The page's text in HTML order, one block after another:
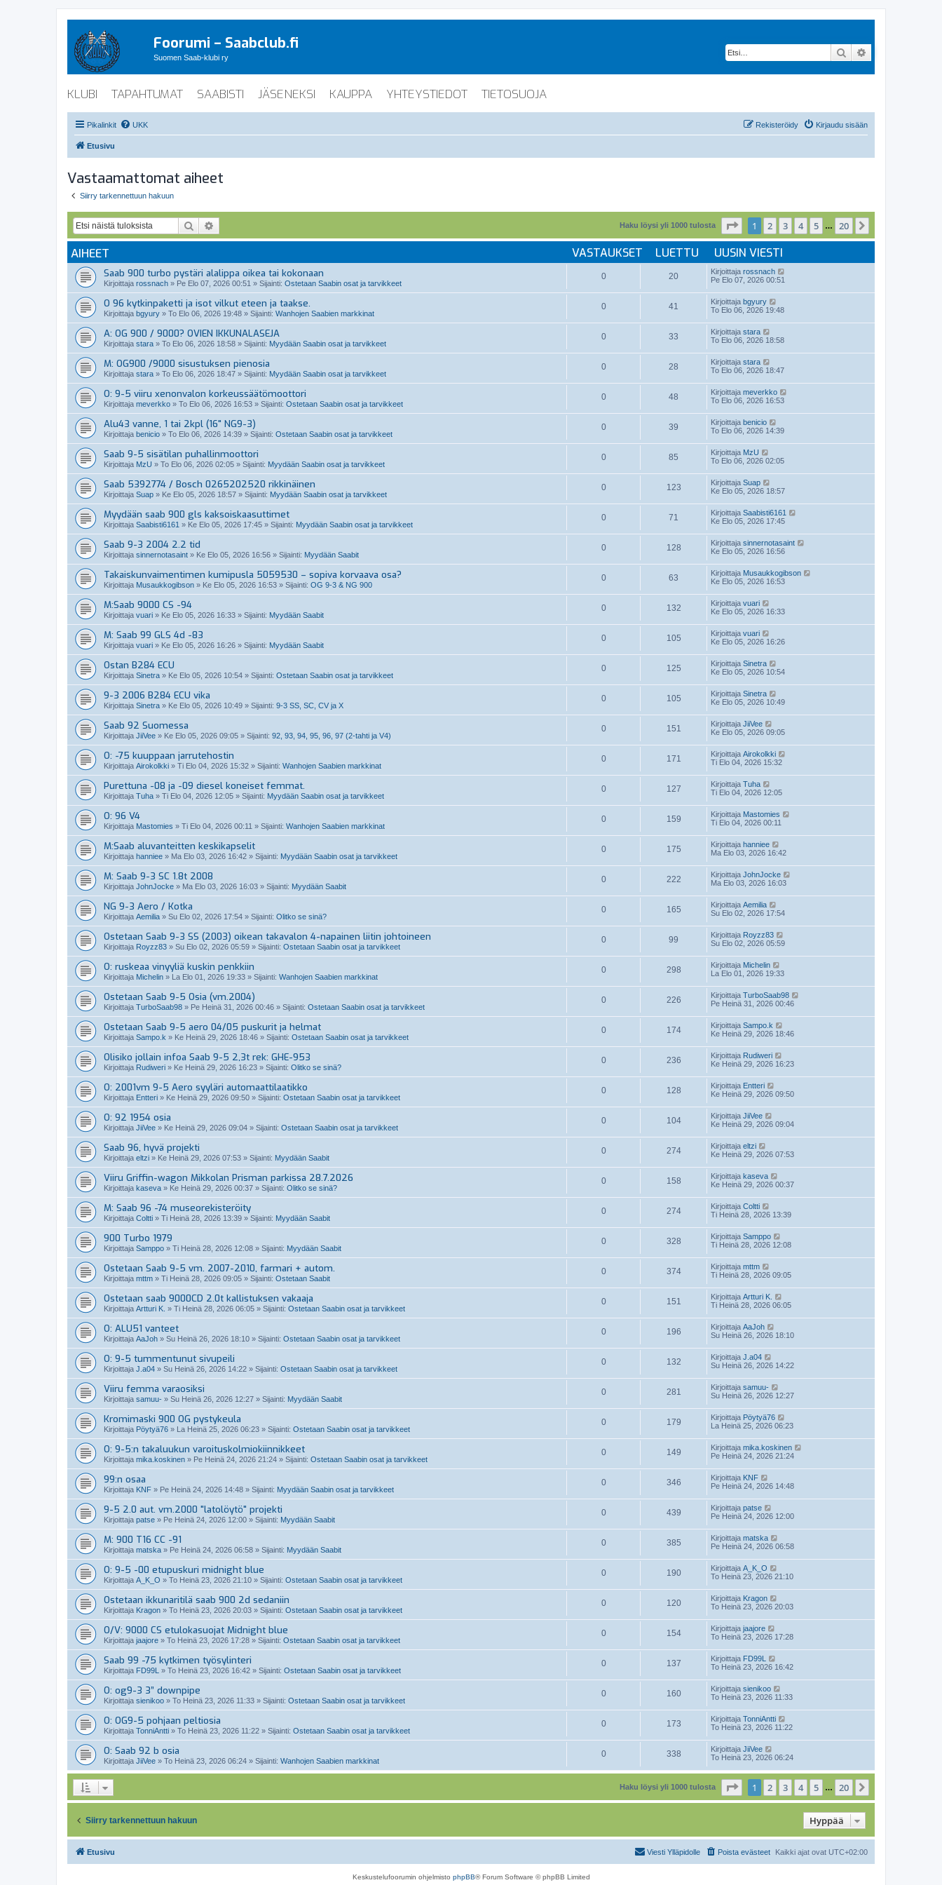
Foorumi – Saabclub.fi
Suomen Saab-klubi ry Etsi
KLUBI TAPAHTUMAT SAABISTI JÄSENEKSI KAUPPA YHTEYSTIEDOT TIETOSUOJA
Pikalinkit UKK Kirjaudu sisään
Rekisteröidy
Etusivu
Vastaamattomat aiheet
Siirry tarkennettuun hakuun
Etsi Haku löysi yli 1000 tulosta Sivu 20
1 2 3 4 5 … 20
AIHEET VASTAUKSET LUETTU UUSIN VIESTI
Saab 900 turbo pystäri alalippa oikea tai kokonaan
Kirjoittaja rossnach » Pe Elo 07, 2026 00:51 » Sijainti: Ostetaan Saabin osat ja tarvikkeet
0 20 Kirjoittaja rossnach
Pe Elo 07, 2026 00:51
O 96 kytkinpaketti ja isot vilkut eteen ja taakse.
Kirjoittaja bgyury » To Elo 06, 2026 19:48 » Sijainti: Wanhojen Saabien markkinat
0 41 Kirjoittaja bgyury
To Elo 06, 2026 19:48
A: OG 900 / 9000? OVIEN IKKUNALASEJA
Kirjoittaja stara » To Elo 06, 2026 18:58 » Sijainti: Myydään Saabin osat ja tarvikkeet
0 33 Kirjoittaja stara
To Elo 06, 2026 18:58
M: OG900 /9000 sisustuksen pienosia
Kirjoittaja stara » To Elo 06, 2026 18:47 » Sijainti: Myydään Saabin osat ja tarvikkeet
0 28 Kirjoittaja stara
To Elo 06, 2026 18:47
O: 9-5 viiru xenonvalon korkeussäätömoottori
Kirjoittaja meverkko » To Elo 06, 2026 16:53 » Sijainti: Ostetaan Saabin osat ja tarvikkeet
0 48 Kirjoittaja meverkko
To Elo 06, 2026 16:53
Alu43 vanne, 1 tai 2kpl (16" NG9-3)
Kirjoittaja benicio » To Elo 06, 2026 14:39 » Sijainti: Ostetaan Saabin osat ja tarvikkeet
0 39 Kirjoittaja benicio
To Elo 06, 2026 14:39
Saab 9-5 sisätilan puhallinmoottori
Kirjoittaja MzU » To Elo 06, 2026 02:05 » Sijainti: Myydään Saabin osat ja tarvikkeet
0 85 Kirjoittaja MzU
To Elo 06, 2026 02:05
Saab 5392774 / Bosch 0265202520 rikkinäinen
Kirjoittaja Suap » Ke Elo 05, 2026 18:57 » Sijainti: Myydään Saabin osat ja tarvikkeet
0 123 Kirjoittaja Suap
Ke Elo 05, 2026 18:57
Myydään saab 900 gls kaksoiskaasuttimet
Kirjoittaja Saabisti6161 » Ke Elo 05, 2026 17:45 » Sijainti: Myydään Saabin osat ja tarvikkeet
0 71 Kirjoittaja Saabisti6161
Ke Elo 05, 2026 17:45
Saab 9-3 2004 2.2 tid
Kirjoittaja sinnernotasaint » Ke Elo 05, 2026 16:56 » Sijainti: Myydään Saabit
0 128 Kirjoittaja sinnernotasaint
Ke Elo 05, 2026 16:56
Takaiskunvaimentimen kumipusla 5059530 – sopiva korvaava osa?
Kirjoittaja Musaukkogibson » Ke Elo 05, 2026 16:53 » Sijainti: OG 9-3 & NG 900
0 63 Kirjoittaja Musaukkogibson
Ke Elo 05, 2026 16:53
M:Saab 9000 CS -94
Kirjoittaja vuari » Ke Elo 05, 2026 16:33 » Sijainti: Myydään Saabit
0 132 Kirjoittaja vuari
Ke Elo 05, 2026 16:33
M: Saab 99 GLS 4d -83
Kirjoittaja vuari » Ke Elo 05, 2026 16:26 » Sijainti: Myydään Saabit
0 105 Kirjoittaja vuari
Ke Elo 05, 2026 16:26
Ostan B284 ECU
Kirjoittaja Sinetra » Ke Elo 05, 2026 10:54 » Sijainti: Ostetaan Saabin osat ja tarvikkeet
0 125 Kirjoittaja Sinetra
Ke Elo 05, 2026 10:54
9-3 2006 B284 ECU vika
Kirjoittaja Sinetra » Ke Elo 05, 2026 10:49 » Sijainti: 9-3 SS, SC, CV ja X
0 105 Kirjoittaja Sinetra
Ke Elo 05, 2026 10:49
Saab 92 Suomessa
Kirjoittaja JiiVee » Ke Elo 05, 2026 09:05 » Sijainti: 92, 93, 94, 95, 96, 97 (2-tahti ja V4)
0 151 Kirjoittaja JiiVee
Ke Elo 05, 2026 09:05
O: -75 kuuppaan jarrutehostin
Kirjoittaja Airokolkki » Ti Elo 04, 2026 15:32 » Sijainti: Wanhojen Saabien markkinat
0 171 Kirjoittaja Airokolkki
Ti Elo 04, 2026 15:32
Purettuna -08 ja -09 diesel koneiset femmat.
Kirjoittaja Tuha » Ti Elo 04, 2026 12:05 » Sijainti: Myydään Saabin osat ja tarvikkeet
0 127 Kirjoittaja Tuha
Ti Elo 04, 2026 12:05
O: 96 V4
Kirjoittaja Mastomies » Ti Elo 04, 2026 00:11 » Sijainti: Wanhojen Saabien markkinat
0 159 Kirjoittaja Mastomies
Ti Elo 04, 2026 00:11
M:Saab aluvanteitten keskikapselit
Kirjoittaja hanniee » Ma Elo 03, 2026 16:42 » Sijainti: Myydään Saabin osat ja tarvikkeet
0 175 Kirjoittaja hanniee
Ma Elo 03, 2026 16:42
M: Saab 9-3 SC 1.8t 2008
Kirjoittaja JohnJocke » Ma Elo 03, 2026 16:03 » Sijainti: Myydään Saabit
0 222 Kirjoittaja JohnJocke
Ma Elo 03, 2026 16:03
NG 9-3 Aero / Kotka
Kirjoittaja Aemilia » Su Elo 02, 2026 17:54 » Sijainti: Olitko se sinä?
0 165 Kirjoittaja Aemilia
Su Elo 02, 2026 17:54
Ostetaan Saab 9-3 SS (2003) oikean takavalon 4-napainen liitin johtoineen
Kirjoittaja Royzz83 » Su Elo 02, 2026 05:59 » Sijainti: Ostetaan Saabin osat ja tarvikkeet
0 99 Kirjoittaja Royzz83
Su Elo 02, 2026 05:59
O: ruskeaa vinyyliä kuskin penkkiin
Kirjoittaja Michelin » La Elo 01, 2026 19:33 » Sijainti: Wanhojen Saabien markkinat
0 298 Kirjoittaja Michelin
La Elo 01, 2026 19:33
Ostetaan Saab 9-5 Osia (vm.2004)
Kirjoittaja TurboSaab98 » Pe Heinä 31, 2026 00:46 » Sijainti: Ostetaan Saabin osat ja tarvikkeet
0 226 Kirjoittaja TurboSaab98
Pe Heinä 31, 2026 00:46
Ostetaan Saab 9-5 aero 04/05 puskurit ja helmat
Kirjoittaja Sampo.k » Ke Heinä 29, 2026 18:46 » Sijainti: Ostetaan Saabin osat ja tarvikkeet
0 174 Kirjoittaja Sampo.k
Ke Heinä 29, 2026 18:46
Olisiko jollain infoa Saab 9-5 2,3t rek: GHE-953
Kirjoittaja Rudiweri » Ke Heinä 29, 2026 16:23 » Sijainti: Olitko se sinä?
0 236 Kirjoittaja Rudiweri
Ke Heinä 29, 2026 16:23
O: 2001vm 9-5 Aero syyläri automaattilaatikko
Kirjoittaja Entteri » Ke Heinä 29, 2026 09:50 » Sijainti: Ostetaan Saabin osat ja tarvikkeet
0 128 Kirjoittaja Entteri
Ke Heinä 29, 2026 09:50
O: 92 1954 osia
Kirjoittaja JiiVee » Ke Heinä 29, 2026 09:04 » Sijainti: Ostetaan Saabin osat ja tarvikkeet
0 104 Kirjoittaja JiiVee
Ke Heinä 29, 2026 09:04
Saab 96, hyvä projekti
Kirjoittaja eltzi » Ke Heinä 29, 2026 07:53 » Sijainti: Myydään Saabit
0 274 Kirjoittaja eltzi
Ke Heinä 29, 2026 07:53
Viiru Griffin-wagon Mikkolan Prisman parkissa 28.7.2026
Kirjoittaja kaseva » Ke Heinä 29, 2026 00:37 » Sijainti: Olitko se sinä?
0 158 Kirjoittaja kaseva
Ke Heinä 29, 2026 00:37
M: Saab 96 -74 museorekisteröity
Kirjoittaja Coltti » Ti Heinä 28, 2026 13:39 » Sijainti: Myydään Saabit
0 274 Kirjoittaja Coltti
Ti Heinä 28, 2026 13:39
900 Turbo 1979
Kirjoittaja Samppo » Ti Heinä 28, 2026 12:08 » Sijainti: Myydään Saabit
0 328 Kirjoittaja Samppo
Ti Heinä 28, 2026 12:08
Ostetaan Saab 9-5 vm. 2007-2010, farmari + autom.
Kirjoittaja mttm » Ti Heinä 28, 2026 09:05 » Sijainti: Ostetaan Saabit
0 374 Kirjoittaja mttm
Ti Heinä 28, 2026 09:05
Ostetaan saab 9000CD 2.0t kallistuksen vakaaja
Kirjoittaja Artturi K. » Ti Heinä 28, 2026 06:05 » Sijainti: Ostetaan Saabin osat ja tarvikkeet
0 151 Kirjoittaja Artturi K.
Ti Heinä 28, 2026 06:05
O: ALU51 vanteet
Kirjoittaja AaJoh » Su Heinä 26, 2026 18:10 » Sijainti: Ostetaan Saabin osat ja tarvikkeet
0 196 Kirjoittaja AaJoh
Su Heinä 26, 2026 18:10
O: 9-5 tummentunut sivupeili
Kirjoittaja J.a04 » Su Heinä 26, 2026 14:22 » Sijainti: Ostetaan Saabin osat ja tarvikkeet
0 132 Kirjoittaja J.a04
Su Heinä 26, 2026 14:22
Viiru femma varaosiksi
Kirjoittaja samuu- » Su Heinä 26, 2026 12:27 » Sijainti: Myydään Saabit
0 281 Kirjoittaja samuu-
Su Heinä 26, 2026 12:27
Kromimaski 900 OG pystykeula
Kirjoittaja Pöytyä76 » La Heinä 25, 2026 06:23 » Sijainti: Ostetaan Saabin osat ja tarvikkeet
0 179 Kirjoittaja Pöytyä76
La Heinä 25, 2026 06:23
O: 9-5:n takaluukun varoituskolmiokiinnikkeet
Kirjoittaja mika.koskinen » Pe Heinä 24, 2026 21:24 » Sijainti: Ostetaan Saabin osat ja tarvikkeet
0 149 Kirjoittaja mika.koskinen
Pe Heinä 24, 2026 21:24
99:n osaa
Kirjoittaja KNF » Pe Heinä 24, 2026 14:48 » Sijainti: Myydään Saabin osat ja tarvikkeet
0 346 Kirjoittaja KNF
Pe Heinä 24, 2026 14:48
9-5 2.0 aut. vm.2000 "latolöytö" projekti
Kirjoittaja patse » Pe Heinä 24, 2026 12:00 » Sijainti: Myydään Saabit
0 439 Kirjoittaja patse
Pe Heinä 24, 2026 12:00
M: 900 T16 CC -91
Kirjoittaja matska » Pe Heinä 24, 2026 06:58 » Sijainti: Myydään Saabit
0 385 Kirjoittaja matska
Pe Heinä 24, 2026 06:58
O: 9-5 -00 etupuskuri midnight blue
Kirjoittaja A_K_O » To Heinä 23, 2026 21:10 » Sijainti: Ostetaan Saabin osat ja tarvikkeet
0 190 Kirjoittaja A_K_O
To Heinä 23, 2026 21:10
Ostetaan ikkunaritilä saab 900 2d sedaniin
Kirjoittaja Kragon » To Heinä 23, 2026 20:03 » Sijainti: Ostetaan Saabin osat ja tarvikkeet
0 120 Kirjoittaja Kragon
To Heinä 23, 2026 20:03
O/V: 9000 CS etulokasuojat Midnight blue
Kirjoittaja jaajore » To Heinä 23, 2026 17:28 » Sijainti: Ostetaan Saabin osat ja tarvikkeet
0 154 Kirjoittaja jaajore
To Heinä 23, 2026 17:28
Saab 99 -75 kytkimen työsylinteri
Kirjoittaja FD99L » To Heinä 23, 2026 16:42 » Sijainti: Ostetaan Saabin osat ja tarvikkeet
0 137 Kirjoittaja FD99L
To Heinä 23, 2026 16:42
O: og9-3 3” downpipe
Kirjoittaja sienikoo » To Heinä 23, 2026 11:33 » Sijainti: Ostetaan Saabin osat ja tarvikkeet
0 160 Kirjoittaja sienikoo
To Heinä 23, 2026 11:33
O: OG9-5 pohjaan peltiosia
Kirjoittaja TonniAntti » To Heinä 23, 2026 11:22 » Sijainti: Ostetaan Saabin osat ja tarvikkeet
0 173 Kirjoittaja TonniAntti
To Heinä 23, 2026 11:22
O: Saab 92 b osia
Kirjoittaja JiiVee » To Heinä 23, 2026 06:24 » Sijainti: Wanhojen Saabien markkinat
0 338 Kirjoittaja JiiVee
To Heinä 23, 2026 06:24
Haku löysi yli 1000 tulosta Sivu 20
1 2 3 4 5 … 20
Siirry tarkennettuun hakuun Hyppää
Etusivu Kaikki ajat ovat UTC+02:00
Poista evästeet
Viesti Ylläpidolle
Keskustelufoorumin ohjelmisto phpBB® Forum Software © phpBB Limited